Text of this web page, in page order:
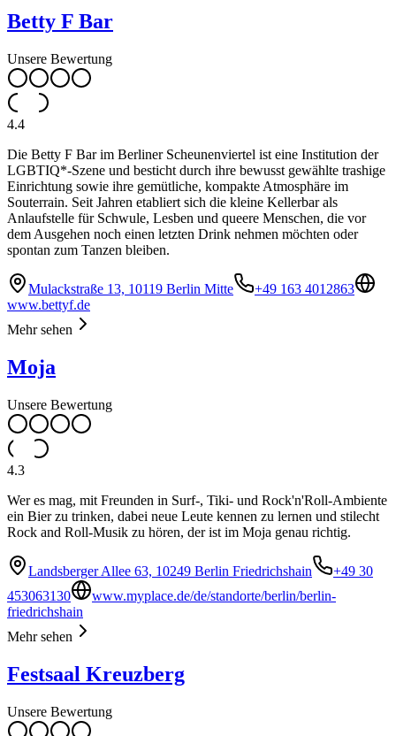
Betty F Bar
Unsere Bewertung
4.4
Die Betty F Bar im Berliner Scheunenviertel ist eine Institution der
LGBTIQ*-Szene und besticht durch ihre bewusst gewählte trashige
Einrichtung sowie ihre gemütliche, kompakte Atmosphäre im
Souterrain. Seit Jahren etabliert sich die kleine Kellerbar als
Anlaufstelle für Schwule, Lesben und queere Menschen, die vor
dem Ausgehen noch einen letzten Drink nehmen möchten oder
spontan zum Tanzen bleiben.
Mulackstraße 13, 10119 Berlin Mitte
+49 163 4012863
www.bettyf.de
Mehr sehen
Moja
Unsere Bewertung
4.3
Wer es mag, mit Freunden in Surf-, Tiki- und Rock'n'Roll-Ambiente
ein Bier zu trinken, dabei neue Leute kennen zu lernen und stilecht
Rock and Roll-Musik zu hören, der ist im Moja genau richtig.
Landsberger Allee 63, 10249 Berlin Friedrichshain
+49 30
453063130
www.myplace.de/de/standorte/berlin/berlin-
friedrichshain
Mehr sehen
Festsaal Kreuzberg
Unsere Bewertung